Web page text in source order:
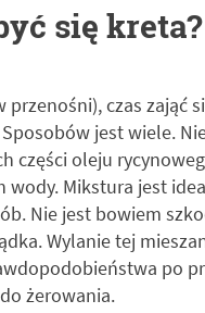
się kreta?
przenośni), czas zająć
jest wiele.
części oleju
Mikstura jest
Nie jest bowiem
Wylanie tej
po
żerowania.